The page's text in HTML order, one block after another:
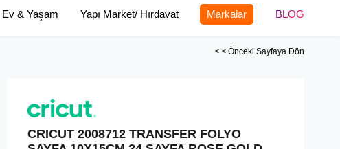
Ev & Yaşam Yapı Market/ Hırdavat Markalar BLOG
< < Önceki Sayfaya Dön
CRICUT 2008712 TRANSFER FOLYO